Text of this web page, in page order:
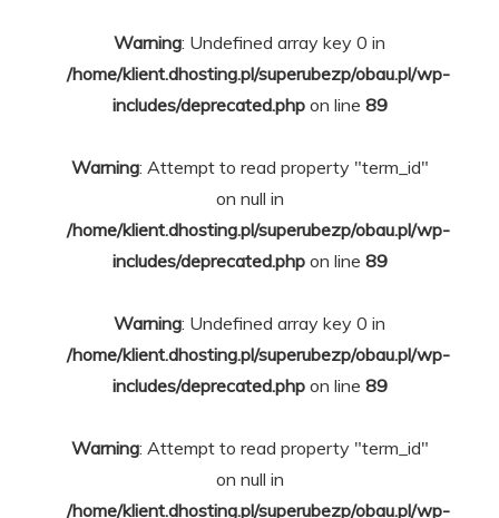
Warning: Undefined array key 0 in
/home/klient.dhosting.pl/superubezp/obau.pl/wp-
includes/deprecated.phpon line 89
Warning: Attempt to read property "term_id"
on null in
/home/klient.dhosting.pl/superubezp/obau.pl/wp-
includes/deprecated.phpon line 89
Warning: Undefined array key 0 in
/home/klient.dhosting.pl/superubezp/obau.pl/wp-
includes/deprecated.phpon line 89
Warning: Attempt to read property "term_id"
on null in
/home/klient.dhosting.pl/superubezp/obau.pl/wp-